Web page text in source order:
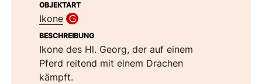
OBJEKTART
Ikone
BESCHREIBUNG
Ikone des Hl. Georg, der auf einem
Pferd reitend mit einem Drachen
kämpft.